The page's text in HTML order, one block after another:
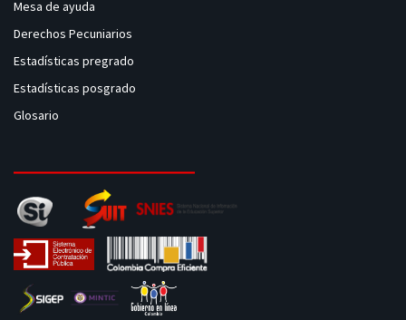
Mesa de ayuda
Derechos Pecuniarios
Estadísticas pregrado
Estadísticas posgrado
Glosario